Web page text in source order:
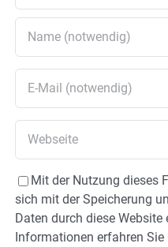
Mit der Nutzung dieses
sich mit der Speicherung
Daten durch diese Website
Informationen erfahren Sie